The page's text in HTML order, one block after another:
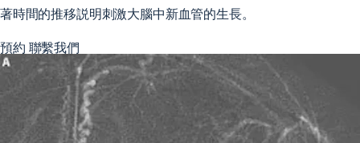
著時間的推移説明刺激大腦中新血管的生長。
預約 聯繫我們